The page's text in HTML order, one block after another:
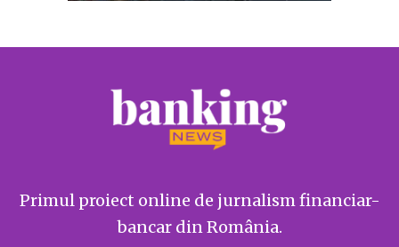
Primul proiect online de jurnalism financiar-
bancar din România.